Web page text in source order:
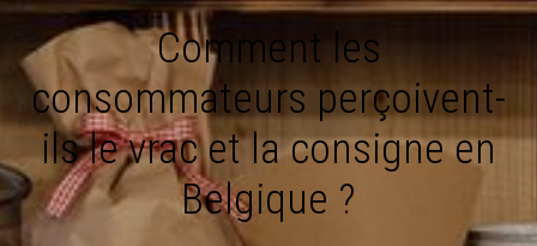
Comment les
consommateurs perçoivent-
ils le vrac et la consigne en
Belgique ?